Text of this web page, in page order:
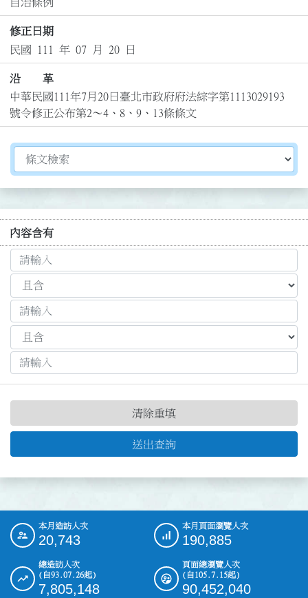
修正日期
民國 111 年 07 月 20 日
沿 革
中華民國111年7月20日臺北市政府府法綜字第1113029193
號令修正公布第2～4、8、9、13條條文
切換選擇法規資訊內容
內容含有
送出查詢
清除重填
::: 本月造訪人次
20,743
本月頁面瀏覽人次
190,885
總造訪人次
(自93.07.26起)
7,805,148
頁面總瀏覽人次
(自105.7.15起)
90,452,040